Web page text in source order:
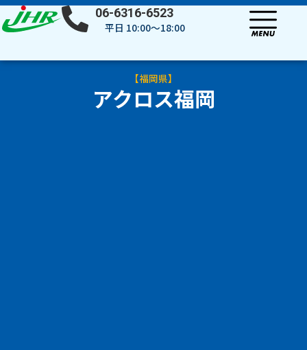
内
容
06-6316-6523
平日 10:00～18:00
【福岡県】
アクロス福岡